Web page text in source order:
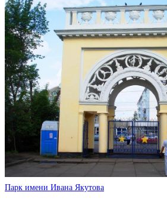
Парк имени Ивана Якутова